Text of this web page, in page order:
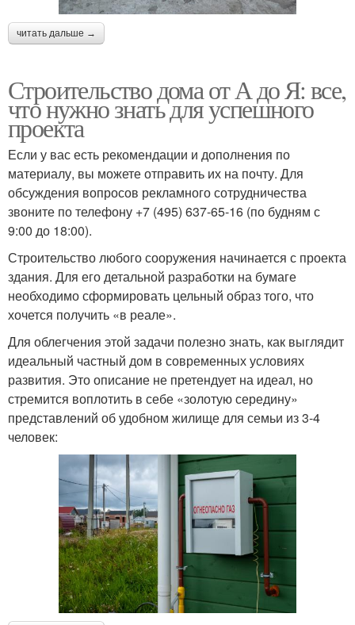
читать дальше →
Строительство дома от А до Я: все,
что нужно знать для успешного
проекта
Если у вас есть рекомендации и дополнения по
материалу, вы можете отправить их на почту. Для
обсуждения вопросов рекламного сотрудничества
звоните по телефону +7 (495) 637-65-16 (по будням с
9:00 до 18:00).
Строительство любого сооружения начинается с проекта
здания. Для его детальной разработки на бумаге
необходимо сформировать цельный образ того, что
хочется получить «в реале».
Для облегчения этой задачи полезно знать, как выглядит
идеальный частный дом в современных условиях
развития. Это описание не претендует на идеал, но
стремится воплотить в себе «золотую середину»
представлений об удобном жилище для семьи из 3-4
человек: